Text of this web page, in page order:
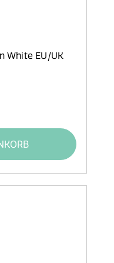
White EU/UK